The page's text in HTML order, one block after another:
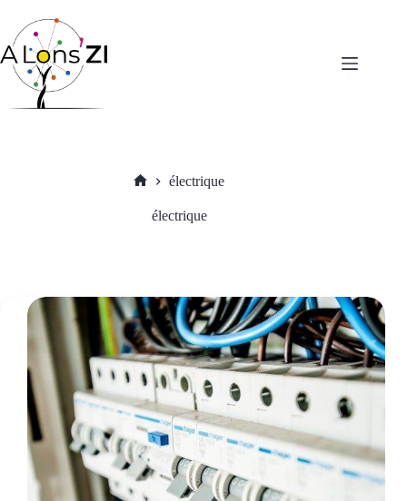
contenu
électrique
électrique